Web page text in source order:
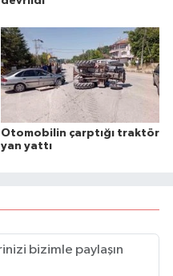
Otomobilin çarptığı traktör
yan yattı